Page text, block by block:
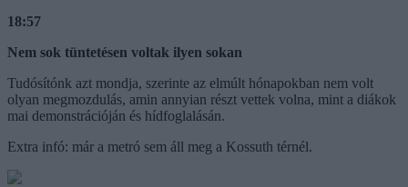
18:57
Nem sok tüntetésen voltak ilyen sokan
Tudósítónk azt mondja, szerinte az elmúlt hónapokban nem volt
olyan megmozdulás, amin annyian részt vettek volna, mint a diákok
mai demonstrációján és hídfoglalásán.
Extra infó: már a metró sem áll meg a Kossuth térnél.